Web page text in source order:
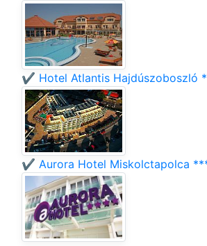
✔️ Hotel Atlantis Hajdúszoboszló
✔️ Aurora Hotel Miskolctapolca